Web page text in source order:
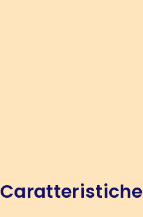
Caratteristiche